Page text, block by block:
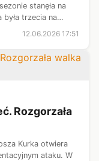
stanęła na
była trzecia na
12.06.2026 17:51
Rozgorzała
Kurka otwiera
ataku. W